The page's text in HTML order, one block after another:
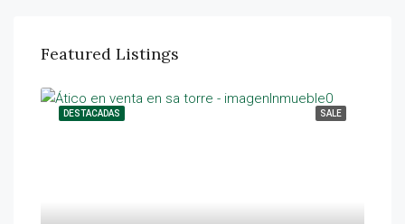
Featured Listings
SALE
DESTACADAS